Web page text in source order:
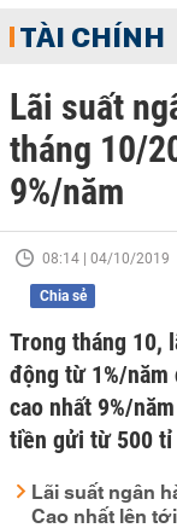
TÀI CHÍNH
Lãi suất
tháng 10/
9%/năm
08:14 | 04/10/2019
Chia sẻ
Trong tháng 10,
động từ 1%/
cao nhất 9%/
tiền gửi từ 500
Lãi suất ngân
Cao nhất lên